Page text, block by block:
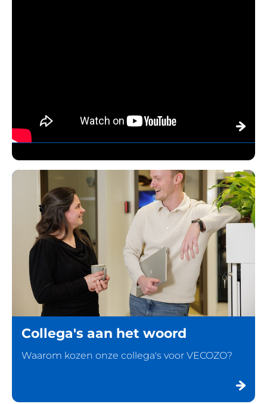
Collega's aan het woord
Waarom kozen onze collega's voor VECOZO?